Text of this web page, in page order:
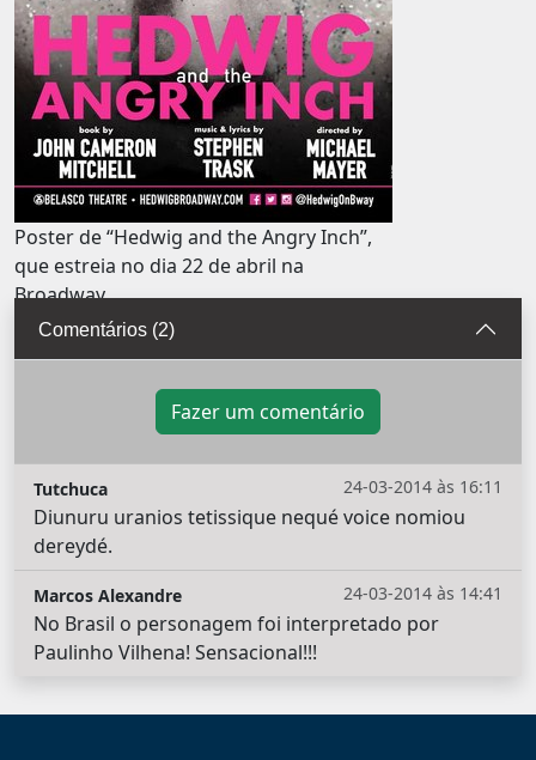
Poster de “Hedwig and the Angry Inch”,
que estreia no dia 22 de abril na
Broadway
Comentários (2)
Fazer um comentário
24-03-2014 às 16:11
Tutchuca
Diunuru uranios tetissique nequé voice nomiou
dereydé.
24-03-2014 às 14:41
Marcos Alexandre
No Brasil o personagem foi interpretado por
Paulinho Vilhena! Sensacional!!!